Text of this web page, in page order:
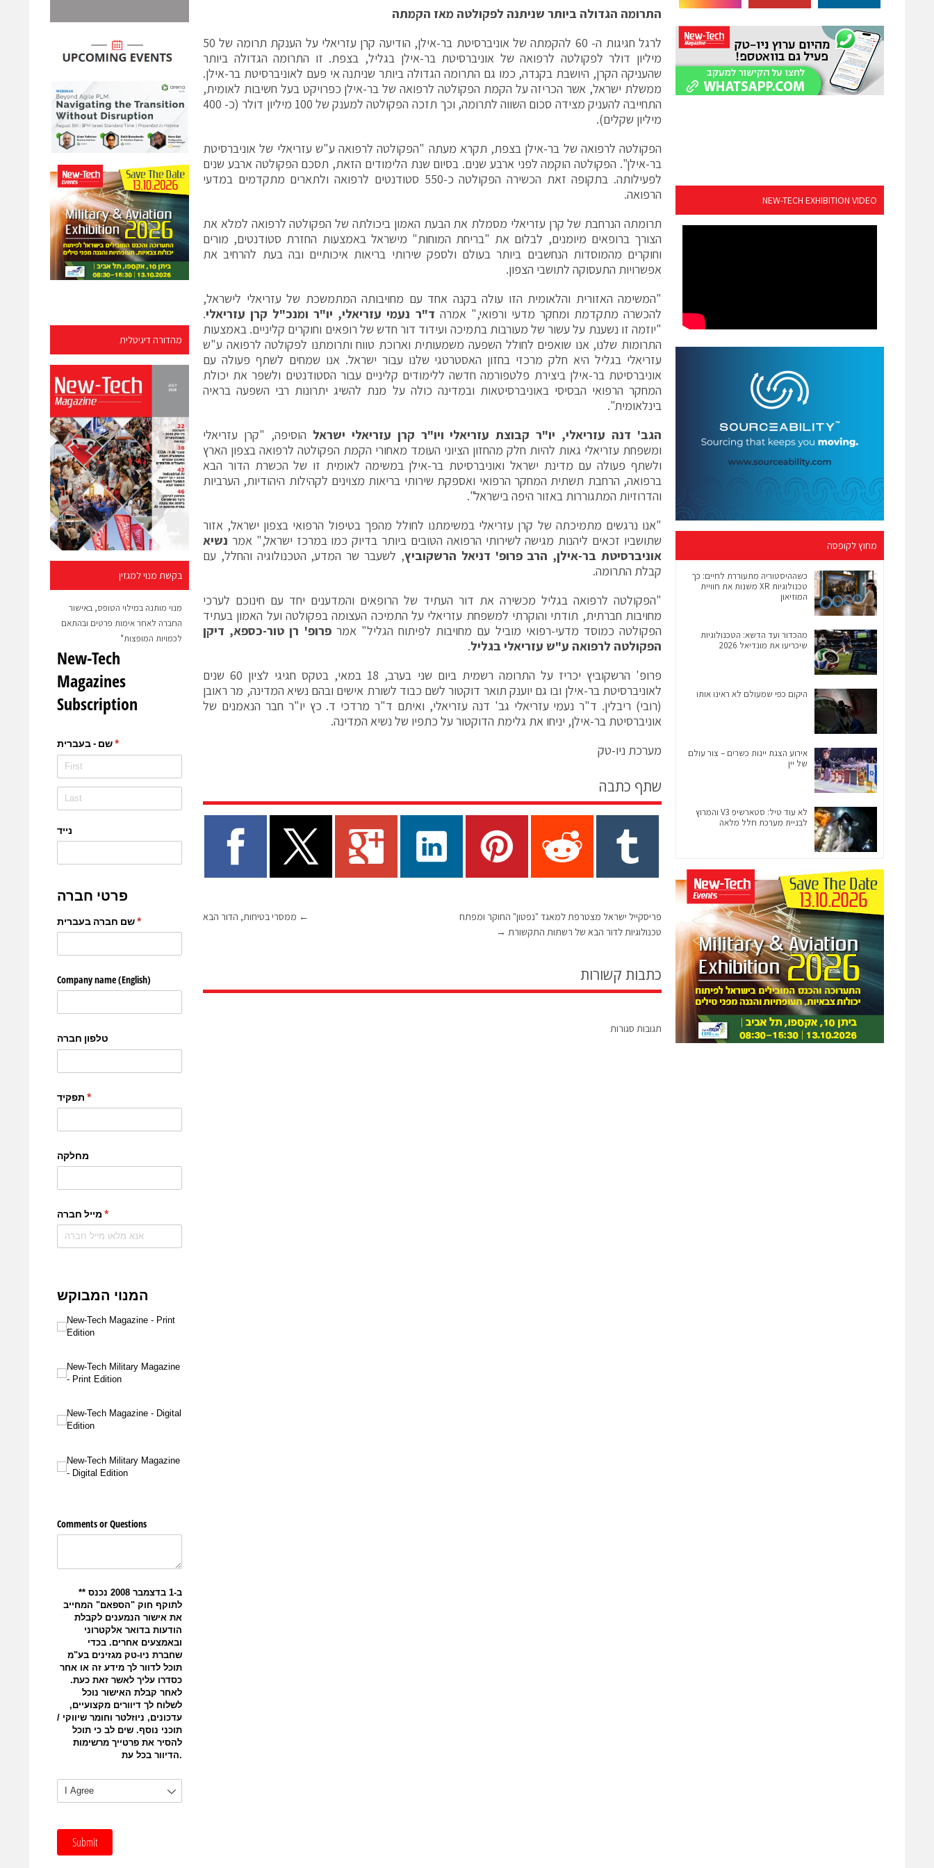
מהדורה דיגיטלית
בקשת מנוי למגזין
מנוי מותנה במילוי הטופס, באישור
החברה לאחר אימות פרטים ובהתאם
לכמויות המופצות*
התרומה הגדולה ביותר שניתנה לפקולטה מאז הקמתה
לרגל חגיגות ה- 60 להקמתה של אוניברסיטת בר-אילן, הודיעה קרן עזריאלי על הענקת תרומה של 50
מיליון דולר לפקולטה לרפואה של אוניברסיטת בר-אילן בגליל, בצפת. זו התרומה הגדולה ביותר
שהעניקה הקרן, היושבת בקנדה, כמו גם התרומה הגדולה ביותר שניתנה אי פעם לאוניברסיטת בר-אילן.
ממשלת ישראל, אשר הכריזה על הקמת הפקולטה לרפואה של בר-אילן כפרויקט בעל חשיבות לאומית,
התחייבה להעניק מצידה סכום השווה לתרומה, וכך תזכה הפקולטה למענק של 100 מיליון דולר (כ- 400
מיליון שקלים).
הפקולטה לרפואה של בר-אילן בצפת, תקרא מעתה "הפקולטה לרפואה ע"ש עזריאלי של אוניברסיטת
בר-אילן". הפקולטה הוקמה לפני ארבע שנים. בסיום שנת הלימודים הזאת, תסכם הפקולטה ארבע שנים
לפעילותה. בתקופה זאת הכשירה הפקולטה כ-550 סטודנטים לרפואה ולתארים מתקדמים במדעי
הרפואה.
תרומתה הנרחבת של קרן עזריאלי מסמלת את הבעת האמון ביכולתה של הפקולטה לרפואה למלא את
הצורך ברופאים מיומנים, לבלום את "בריחת המוחות" מישראל באמצעות החזרת סטודנטים, מורים
וחוקרים מהמוסדות הנחשבים ביותר בעולם ולספק שירותי בריאות איכותיים ובה בעת להרחיב את
אפשרויות התעסוקה לתושבי הצפון.
"המשימה האזורית והלאומית הזו עולה בקנה אחד עם מחויבותה המתמשכת של עזריאלי לישראל,
להכשרה מתקדמת ומחקר מדעי ורפואי," אמרה ד"ר נעמי עזריאלי, יו"ר ומנכ"ל קרן עזריאלי.
"יוזמה זו נשענת על עשור של מעורבות בתמיכה ועידוד דור חדש של רופאים וחוקרים קליניים. באמצעות
התרומות שלנו, אנו שואפים לחולל השפעה משמעותית וארוכת טווח ותרומתנו לפקולטה לרפואה ע"ש
עזריאלי בגליל היא חלק מרכזי בחזון האסטרטגי שלנו עבור ישראל. אנו שמחים לשתף פעולה עם
אוניברסיטת בר-אילן ביצירת פלטפורמה חדשה ללימודים קליניים עבור הסטודנטים ולשפר את יכולת
המחקר הרפואי הבסיסי באוניברסיטאות ובמדינה כולה על מנת להשיג יתרונות רבי השפעה בראיה
בינלאומית".
הגב' דנה עזריאלי, יו"ר קבוצת עזריאלי ויו"ר קרן עזריאלי ישראל הוסיפה, "קרן עזריאלי
ומשפחת עזריאלי גאות להיות חלק מהחזון הציוני העומד מאחורי הקמת הפקולטה לרפואה בצפון הארץ
ולשתף פעולה עם מדינת ישראל ואוניברסיטת בר-אילן במשימה לאומית זו של הכשרת הדור הבא
ברפואה, הרחבת תשתית המחקר הרפואי ואספקת שירותי בריאות מצוינים לקהילות היהודיות, הערביות
והדרוזיות המתגוררות באזור היפה בישראל".
"אנו נרגשים מתמיכתה של קרן עזריאלי במשימתנו לחולל מהפך בטיפול הרפואי בצפון ישראל, אזור
שתושביו זכאים ליהנות מגישה לשירותי הרפואה הטובים ביותר בדיוק כמו במרכז ישראל," אמר נשיא
אוניברסיטת בר-אילן, הרב פרופ' דניאל הרשקוביץ, לשעבר שר המדע, הטכנולוגיה והחלל, עם
קבלת התרומה.
"הפקולטה לרפואה בגליל מכשירה את דור העתיד של הרופאים והמדענים יחד עם חינוכם לערכי
מחויבות חברתית, תודתי והוקרתי למשפחת עזריאלי על התמיכה העצומה בפקולטה ועל האמון בעתיד
הפקולטה כמוסד מדעי-רפואי מוביל עם מחויבות לפיתוח הגליל" אמרפרופ' רן טור-כספא, דיקן
הפקולטה לרפואה ע"ש עזריאלי בגליל.
פרופ' הרשקוביץ יכריז על התרומה רשמית ביום שני בערב, 18 במאי, בטקס חגיגי לציון 60 שנים
לאוניברסיטת בר-אילן ובו גם יוענק תואר דוקטור לשם כבוד לשורת אישים ובהם נשיא המדינה, מר ראובן
(רובי) ריבלין. ד"ר נעמי עזריאלי גב' דנה עזריאלי, ואיתם ד"ר מרדכי ד. כץ יו"ר חבר הנאמנים של
אוניברסיטת בר-אילן, יניחו את גלימת הדוקטור על כתפיו של נשיא המדינה.
מערכת ניו-טק
שתף כתבה
← ממסרי בטיחות, הדור הבא
פריסקייל ישראל מצטרפת למאגד "נפטון" החוקר ומפתח
טכנולוגיות לדור הבא של רשתות התקשורת →
כתבות קשורות
תגובות סגורות
NEW-TECH EXHIBITION VIDEO
מחוץ לקופסה
כשההיסטוריה מתעוררת לחיים: כך
טכנולוגיות XR משנות את חוויית
המוזיאון
מהכדור ועד הדשא: הטכנולוגיות
שיכריעו את מונדיאל 2026
היקום כפי שמעולם לא ראינו אותו
אירוע הצגת יינות כשרים – צור עולם
של יין
לא עוד טיל: סטארשיפ V3 והמרוץ
לבניית מערכת חלל מלאה